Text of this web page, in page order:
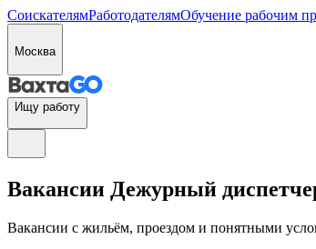
СоискателямРаботодателямОбучение рабочим
Москва
Ищу работу
Вакансии Дежурный
Вакансии с жильём, проездом и понятными